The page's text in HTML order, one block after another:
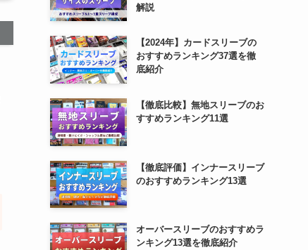
解説
【2024年】カードスリーブの
おすすめランキング37選を徹
底紹介
【徹底比較】無地スリーブのお
すすめランキング11選
【徹底評価】インナースリーブ
のおすすめランキング13選
オーバースリーブのおすすめラ
ンキング13選を徹底紹介